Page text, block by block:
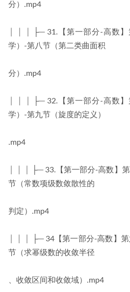
分）.mp4
│ │ │ ├─ 31.【第一部分-高数】
学）-第八节（第二类曲面积
分）.mp4
│ │ │ ├─ 32.【第一部分-高数】
学）-第九节（旋度的定义）
.mp4
│ │ │ ├─ 33.【第一部分-高数】
节（常数项级数敛散性的
判定）.mp4
│ │ │ ├─ 34【第一部分-高数】
节（求幂级数的收敛半径
、收敛区间和收敛域）.mp4